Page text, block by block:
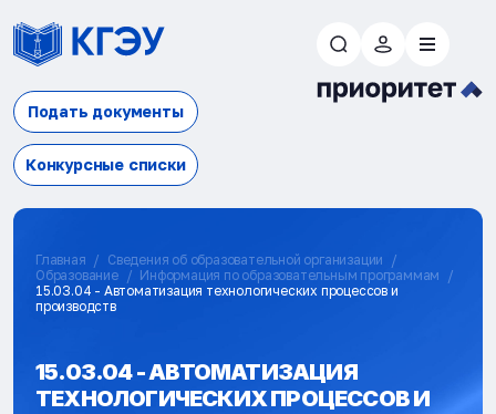
Подать документы
Конкурсные списки
Главная
Сведения об образовательной организации
Образование
Информация по образовательным программам
15.03.04 - Автоматизация технологических процессов и
производств
15.03.04 - АВТОМАТИЗАЦИЯ
ТЕХНОЛОГИЧЕСКИХ ПРОЦЕССОВ И